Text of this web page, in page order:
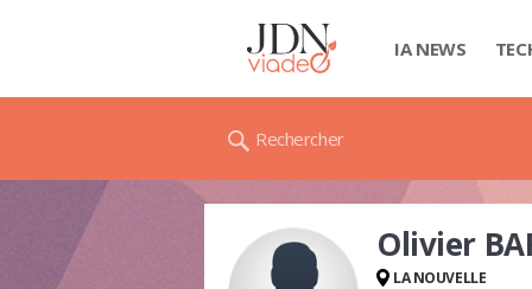
IA NEWS
Rechercher
Olivier
LA NOUVELLE